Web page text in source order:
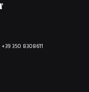
+39 350 8308611